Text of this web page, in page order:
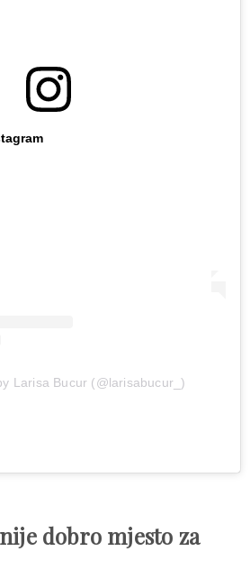
Larisa Bucur (@larisabucur_)
dobro mjesto za